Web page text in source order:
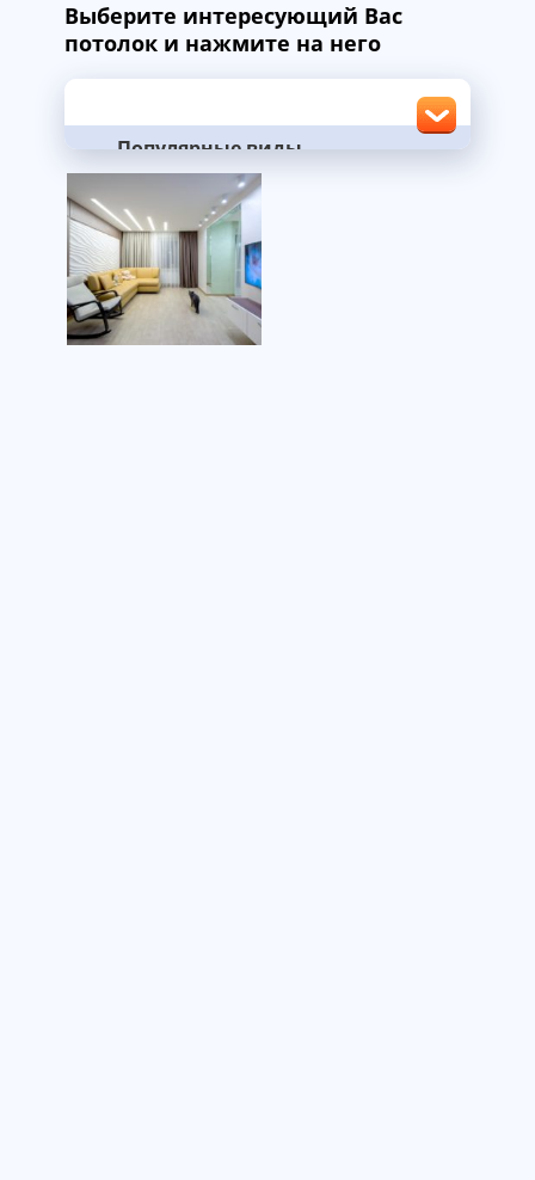
Выберите интересующий Вас
потолок и нажмите на него
Популярные виды
В ванную
В спальню
В гостиную